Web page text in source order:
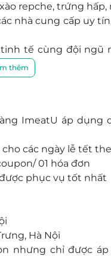
repche, trứng hấp,
nhà cung cấp uy
tế cùng đội ngũ
đến sự hài lòng
thêm
ImeatU áp dụng
các ngày lễ tết
01 hóa đơn
phục vụ tốt nhất
Hà Nội
nhưng chỉ được